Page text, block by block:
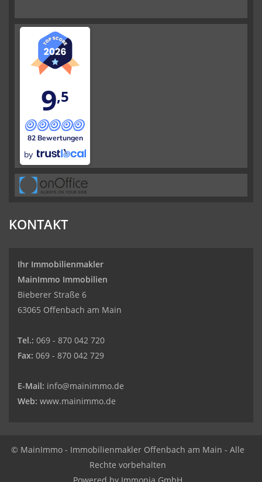
9,5
82 Bewertungen
by
KONTAKT
Ihr Immobilienmakler
MainImmo Immobilien
Bieberer Straße 6
63065 Offenbach am Main
Tel.: 069 - 870 042 720
Fax: 069 - 870 042 729
E-Mail: info@mainimmo.de
Web: www.mainimmo.de
© MainImmo - Immobilienmakler Offenbach am Main - Alle
Rechte vorbehalten